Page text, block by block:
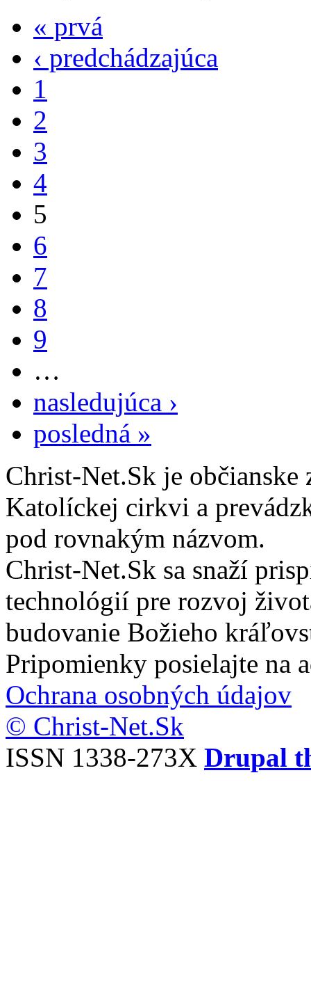
« prvá
‹ predchádzajúca
1
2
3
4
5
6
7
8
9
…
nasledujúca ›
posledná »
Christ-Net.Sk je
Katolíckej cirkvi a
pod rovnakým názvom.
Christ-Net.Sk sa snaží
technológií pre rozvoj
budovanie Božieho
Pripomienky posielajte na
Ochrana osobných údajov
© Christ-Net.Sk
ISSN 1338-273X Drupal